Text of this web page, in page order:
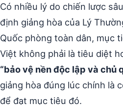
Có nhiều lý do chiến lược
định giảng hòa của Lý
Quốc phòng toàn dân, mục
Việt không phải là tiêu diệt
“bảo vệ nền độc lập và chủ
giảng hòa đúng lúc chính là
để đạt mục tiêu đó.